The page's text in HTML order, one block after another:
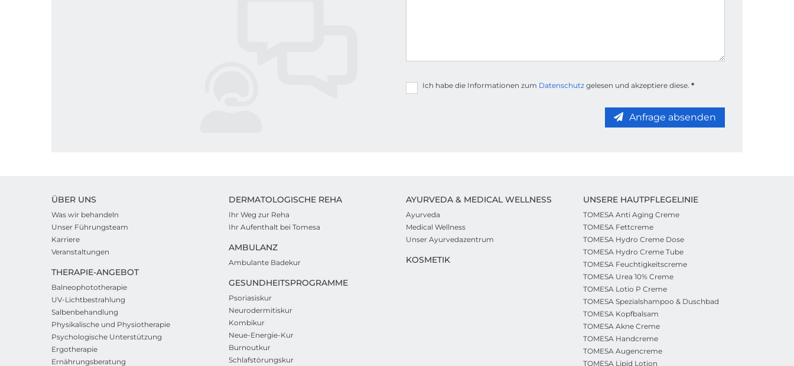
Ich habe die Informationen zum Datenschutz gelesen und akzeptiere diese. *
Anfrage absenden
ÜBER UNS
Was wir behandeln
Unser Führungsteam
Karriere
Veranstaltungen
THERAPIE-ANGEBOT
Balneophototherapie
UV-Lichtbestrahlung
Salbenbehandlung
Physikalische und Physiotherapie
Psychologische Unterstützung
Ergotherapie
Ernährungsberatung
DERMATOLOGISCHE REHA
Ihr Weg zur Reha
Ihr Aufenthalt bei Tomesa
AMBULANZ
Ambulante Badekur
GESUNDHEITSPROGRAMME
Psoriasiskur
Neurodermitiskur
Kombikur
Neue-Energie-Kur
Burnoutkur
Schlafstörungskur
AYURVEDA & MEDICAL WELLNESS
Ayurveda
Medical Wellness
Unser Ayurvedazentrum
KOSMETIK
UNSERE HAUTPFLEGELINIE
TOMESA Anti Aging Creme
TOMESA Fettcreme
TOMESA Hydro Creme Dose
TOMESA Hydro Creme Tube
TOMESA Feuchtigkeitscreme
TOMESA Urea 10% Creme
TOMESA Lotio P Creme
TOMESA Spezialshampoo & Duschbad
TOMESA Kopfbalsam
TOMESA Akne Creme
TOMESA Handcreme
TOMESA Augencreme
TOMESA Lipid Lotion